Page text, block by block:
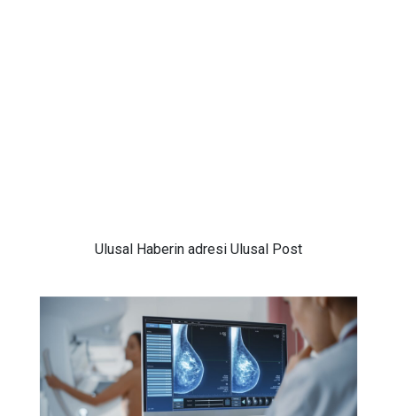
Ulusal Haberin adresi Ulusal Post